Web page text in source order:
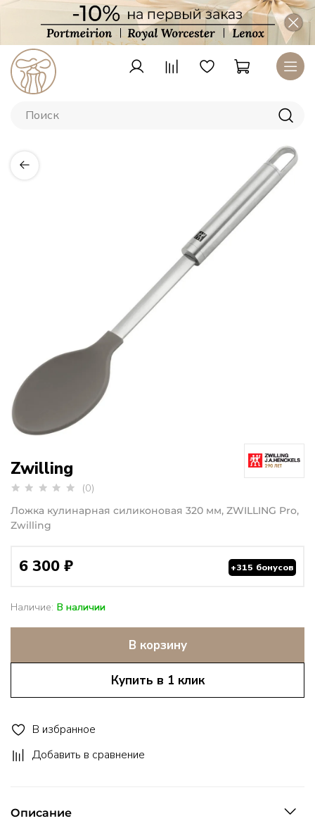
(0)
Наличие: В наличии
Zwilling
Ложка кулинарная силиконовая 320 мм, ZWILLING Pro,
Zwilling
6 300 ₽ +315 бонусов
В корзину
Купить в 1 клик
В избранное
Добавить в сравнение
Описание